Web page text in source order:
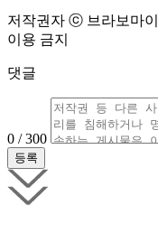
저작권자 ⓒ 브라보마
이용 금지
댓글
0 / 300